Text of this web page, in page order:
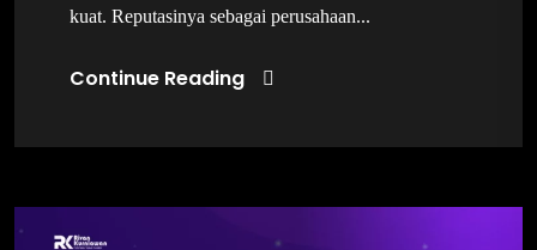
kuat. Reputasinya sebagai perusahaan...
Continue Reading